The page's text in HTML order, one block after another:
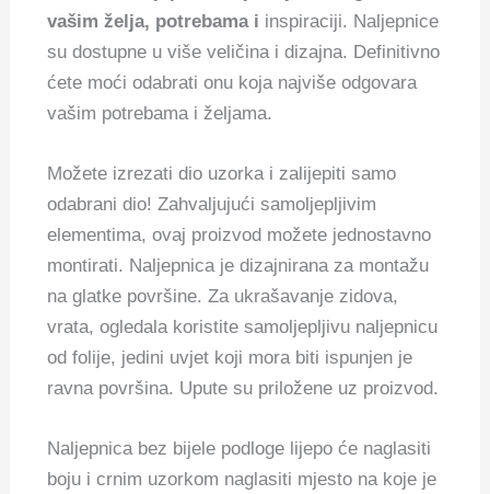
vašim želja, potrebama i inspiraciji. Naljepnice
su dostupne u više veličina i dizajna. Definitivno
ćete moći odabrati onu koja najviše odgovara
vašim potrebama i željama.
Možete izrezati dio uzorka i zalijepiti samo
odabrani dio! Zahvaljujući samoljepljivim
elementima, ovaj proizvod možete jednostavno
montirati. Naljepnica je dizajnirana za montažu
na glatke površine. Za ukrašavanje zidova,
vrata, ogledala koristite samoljepljivu naljepnicu
od folije, jedini uvjet koji mora biti ispunjen je
ravna površina. Upute su priložene uz proizvod.
Naljepnica bez bijele podloge lijepo će naglasiti
boju i crnim uzorkom naglasiti mjesto na koje je